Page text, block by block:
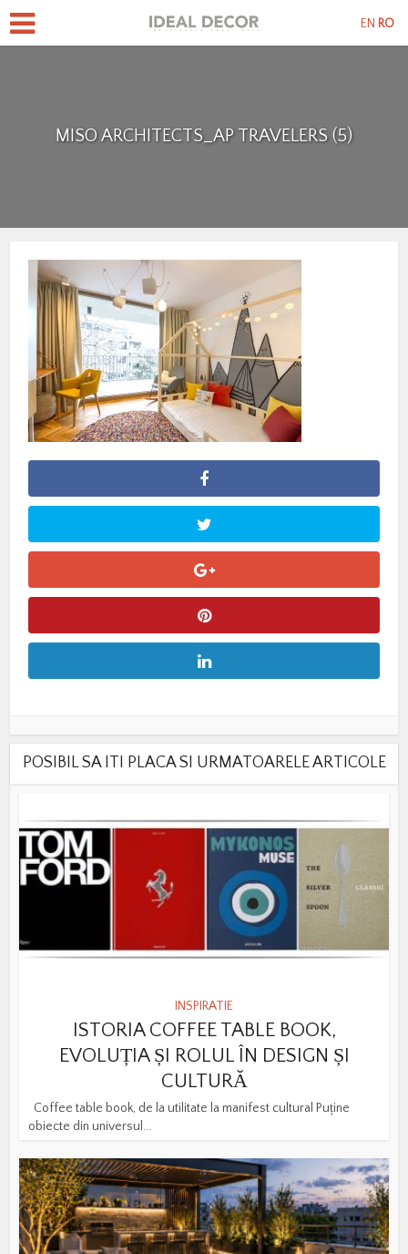
MISO ARCHITECTS_AP TRAVELERS (5)
POSIBIL SA ITI PLACA SI URMATOARELE ARTICOLE
INSPIRATIE
ISTORIA COFFEE TABLE BOOK,
EVOLUȚIA ȘI ROLUL ÎN DESIGN ȘI
CULTURĂ
Coffee table book, de la utilitate la manifest cultural Puține
obiecte din universul...
EN RO